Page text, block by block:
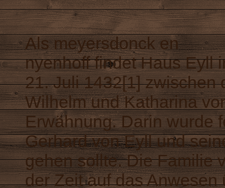
Als meyersdonck en
nyenhoff findet Haus Eyll
21. Juli 1432[1] zwischen
Wilhelm und Katharina
Erwähnung. Darin wurde
Gerhard von Eyll und
gehen sollte. Die Familie
der Zeit auf das